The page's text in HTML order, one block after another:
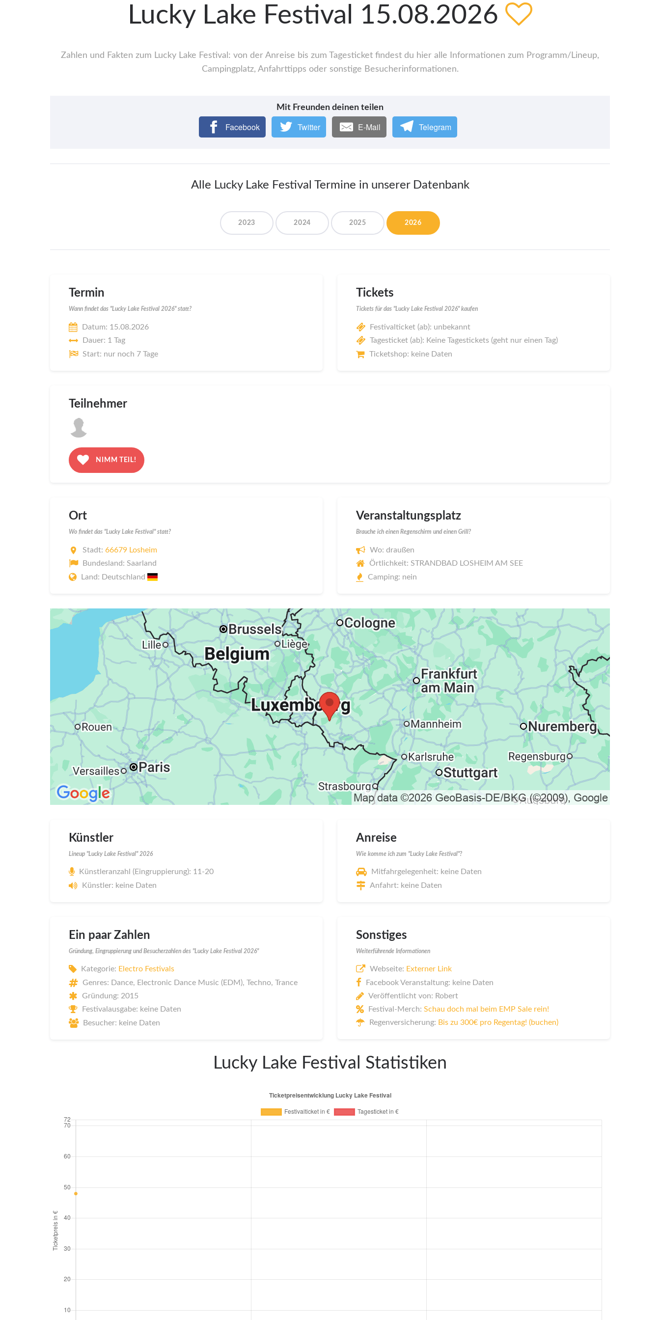
Lucky Lake Festival 15.08.2026
Zahlen und Fakten zum Lucky Lake Festival: von der Anreise bis zum Tagesticket findest du hier alle Informationen zum Programm/Lineup,
Campingplatz, Anfahrttipps oder sonstige Besucherinformationen.
Mit Freunden deinen teilen
Facebook Twitter E-Mail Telegram
Alle Lucky Lake Festival Termine in unserer Datenbank
2023 2024 2025 2026
Termin
Wann findet das "Lucky Lake Festival 2026" statt?
Datum: 15.08.2026
Dauer: 1 Tag
Start: nur noch 7 Tage
Tickets
Tickets für das "Lucky Lake Festival 2026" kaufen
Festivalticket (ab): unbekannt
Tagesticket (ab): Keine Tagestickets (geht nur einen Tag)
Ticketshop: keine Daten
Teilnehmer
NIMM TEIL!
Ort
Wo findet das "Lucky Lake Festival" statt?
Stadt: 66679 Losheim
Bundesland: Saarland
Land: Deutschland
Veranstaltungsplatz
Brauche ich einen Regenschirm und einen Grill?
Wo: draußen
Örtlichkeit: STRANDBAD LOSHEIM AM SEE
Camping: nein
Künstler
Lineup "Lucky Lake Festival" 2026
Künstleranzahl (Eingruppierung): 11-20
Künstler: keine Daten
Anreise
Wie komme ich zum "Lucky Lake Festival"?
Mitfahrgelegenheit: keine Daten
Anfahrt: keine Daten
Ein paar Zahlen
Gründung, Eingruppierung und Besucherzahlen des "Lucky Lake Festival 2026"
Kategorie: Electro Festivals
Genres: Dance, Electronic Dance Music (EDM), Techno, Trance
Gründung: 2015
Festivalausgabe: keine Daten
Besucher: keine Daten
Sonstiges
Weiterführende Informationen
Webseite: Externer Link
Facebook Veranstaltung: keine Daten
Veröffentlicht von: Robert
Festival-Merch: Schau doch mal beim EMP Sale rein!
Regenversicherung: Bis zu 300€ pro Regentag! (buchen)
Lucky Lake Festival Statistiken